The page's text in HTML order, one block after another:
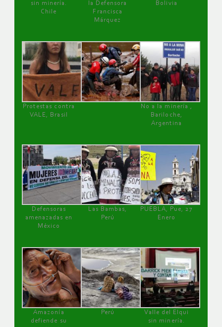
sin minería.
Chile
la Defensora
Francisca
Márquez
Bolivia
Protestas contra
VALE, Brasil
No a la minería ,
Bariloche,
Argentina
Defensoras
amenazadas en
México
Las Bambas,
Perú
PUEBLA, Pue, 27
Enero
Amazonía
defiende su
Perú
Valle del Elqui
sin minería.